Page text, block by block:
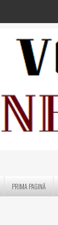
PRIMA PAGINĂ